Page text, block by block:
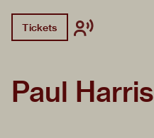
Tickets
Paul Harris